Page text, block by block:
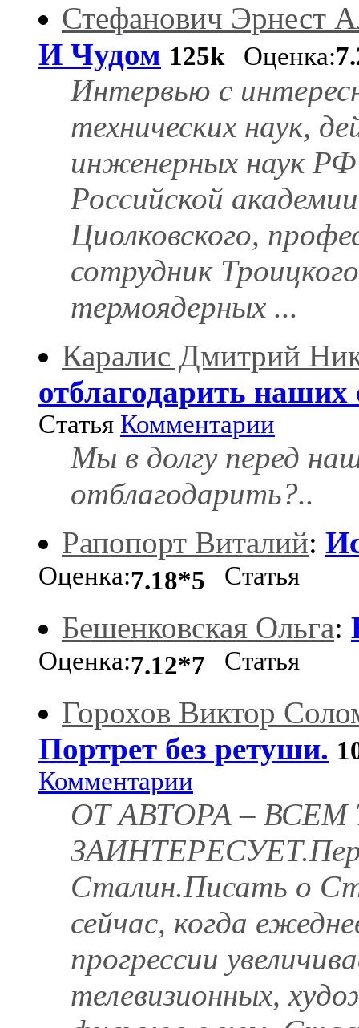
Стефанович Эрнест
И Чудом 125k Оценка:
Интервью с
технических наук,
инженерных наук
Российской
Циолковского,
сотрудник
термоядерных ...
Каралис Дмитрий
отблагодарить наших
Статья Комментарии
Мы в долгу перед
отблагодарить?..
Рапопорт Виталий:
Оценка:7.18*5
Статья
Бешенковская Ольга:
Оценка:7.12*7
Статья
Горохов Виктор
Портрет без ретуши.
Комментарии
ОТ АВТОРА –
Сталин.Писать о
сейчас, когда
прогрессии
телевизионных,